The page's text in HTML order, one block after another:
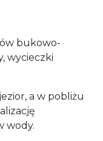
bukowo-
wycieczki
a w pobliżu
wody.